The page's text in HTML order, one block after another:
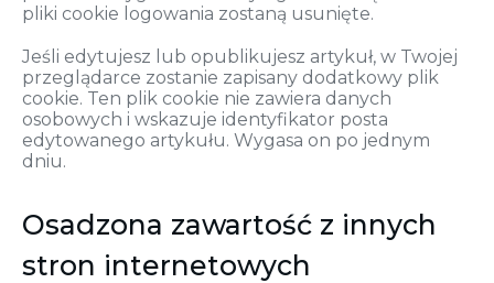
pliki cookie logowania zostaną usunięte.
Jeśli edytujesz lub opublikujesz artykuł, w Twojej
przeglądarce zostanie zapisany dodatkowy plik
cookie. Ten plik cookie nie zawiera danych
osobowych i wskazuje identyfikator posta
edytowanego artykułu. Wygasa on po jednym
dniu.
Osadzona zawartość z innych
stron internetowych